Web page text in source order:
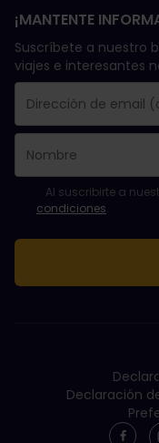
¡MANTENTE
Suscríbete a nuestro
viajes e interesantes
Se suscribió con éxito.
El campo de
La dirección de
Ha habido un fallo
¡Ya te has suscrito
Acepta los
Al suscribirte a
condiciones.
Declaración